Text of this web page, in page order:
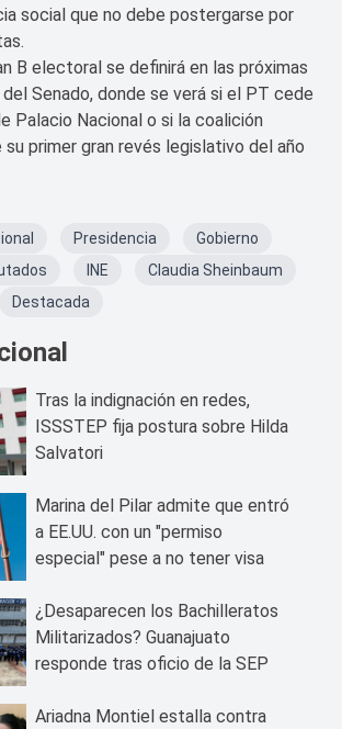
social que no debe postergarse por
B electoral se definirá en las próximas
Senado, donde se verá si el PT cede
Palacio Nacional o si la coalición
primer gran revés legislativo del año
Presidencia
Gobierno
INE
Claudia Sheinbaum
Destacada
Tras la indignación en redes,
ISSSTEP fija postura sobre Hilda
Salvatori
Marina del Pilar admite que entró
a EE.UU. con un "permiso
especial" pese a no tener visa
¿Desaparecen los Bachilleratos
Militarizados? Guanajuato
responde tras oficio de la SEP
Ariadna Montiel estalla contra